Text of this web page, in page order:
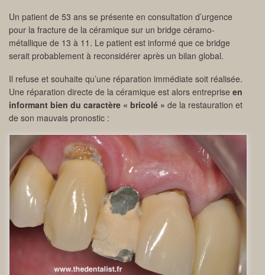
Un patient de 53 ans se présente en consultation d’urgence
pour la fracture de la céramique sur un bridge céramo-
métallique de 13 à 11. Le patient est informé que ce bridge
serait probablement à reconsidérer après un bilan global.
Il refuse et souhaite qu’une réparation immédiate soit réalisée.
Une réparation directe de la céramique est alors entreprise en
informant bien du caractère « bricolé » de la restauration et
de son mauvais pronostic :